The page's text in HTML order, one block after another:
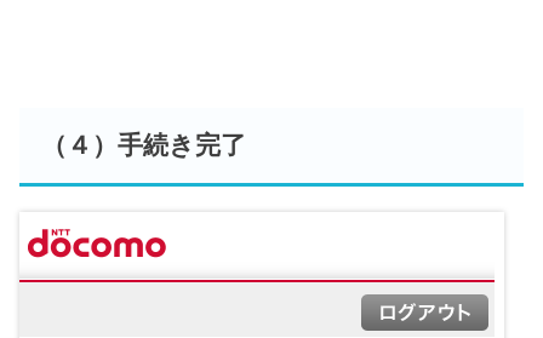
（４）手続き完了